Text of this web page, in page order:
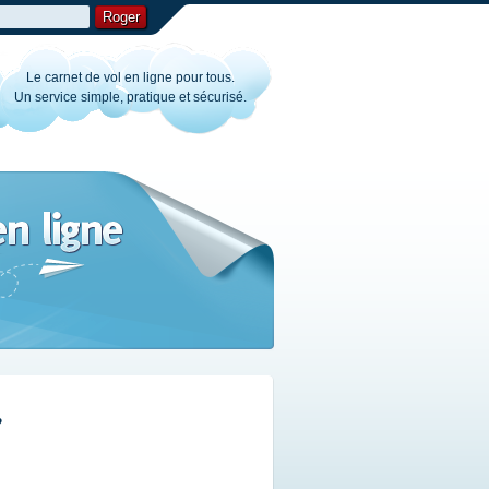
Roger
Le carnet de vol en ligne pour tous.
Un service simple, pratique et sécurisé.